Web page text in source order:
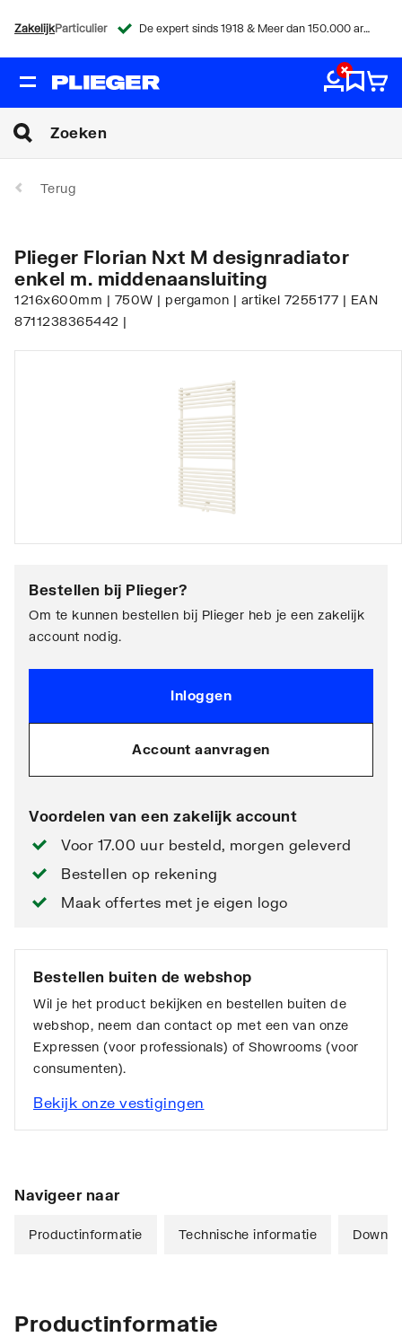
ZakelijkParticulier De expert sinds 1918 & Meer dan 150.000 artikelen
Terug
Plieger Florian Nxt M designradiator
enkel m. middenaansluiting
1216x600mm | 750W | pergamon | artikel 7255177 | EAN
8711238365442 |
Bestellen bij Plieger?
Om te kunnen bestellen bij Plieger heb je een zakelijk
account nodig.
Inloggen
Account aanvragen
Voordelen van een zakelijk account
Voor 17.00 uur besteld, morgen geleverd
Bestellen op rekening
Maak offertes met je eigen logo
Bestellen buiten de webshop
Wil je het product bekijken en bestellen buiten de
webshop, neem dan contact op met een van onze
Expressen (voor professionals) of Showrooms (voor
consumenten).
Bekijk onze vestigingen
Navigeer naar
Productinformatie Technische informatie
Productinformatie